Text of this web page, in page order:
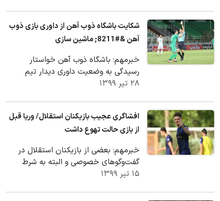
شکایت باشگاه ذوب آهن از داوری بازی ذوب
آهن &#8211; ماشین سازی
خبرمهم: باشگاه ذوب آهن خواستار
رسیدگی به وضعیت داوری دیدار تیم
فوتبال این باشگاه با ماشین سازی شد.
۲۸ تیر ۱۳۹۹
افشاگری عجیب بازیکنان استقلال/ وریا قبل
از بازی حالت تهوع داشت
خبرمهم: بعضی از بازیکنان استقلال در
گفت‌وگو‌های خصوصی و البته به شرط
فاش نشدن نامشان تأکید دارند که
۱۵ تیر ۱۳۹۹